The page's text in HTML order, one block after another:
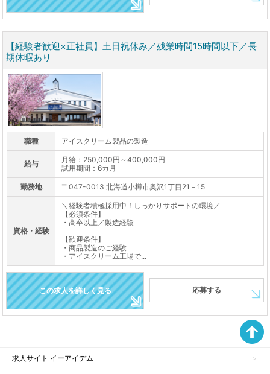
【経験者歓迎×正社員】土日祝休み／残業時間15時間以下／長
期休暇あり
職種 アイスクリーム製品の製造
給与
月給：250,000円～400,000円
試用期間：6カ月
勤務地 〒047-0013 北海道小樽市奥沢1丁目21－15
資格・経験
＼経験者積極採用中！しっかりサポートの環境／
【必須条件】
・高卒以上／製造経験
【歓迎条件】
・商品製造のご経験
・アイスクリーム工場で...
この求人を詳しく見る 応募する
求人サイト イーアイデム